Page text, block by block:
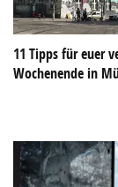
11 Tipps für euer
Wochenende in